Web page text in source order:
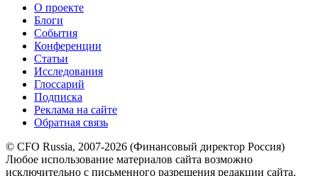
О проекте
Блоги
События
Конференции
Статьи
Исследования
Глоссарий
Подписка
Реклама на сайте
Обратная связь
© CFO Russia, 2007-2026 (Финансовый директор Россия)
Любое использование материалов сайта возможно
исключительно с письменного разрешения редакции сайта.